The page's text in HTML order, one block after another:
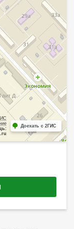
Доехать с 2ГИС